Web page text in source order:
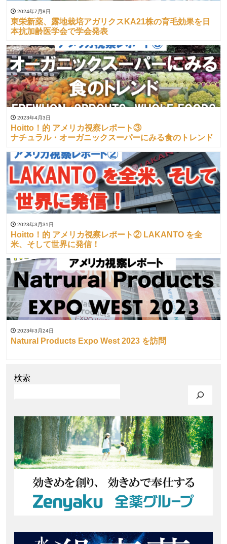
2024年7月8日
東栄新薬、露地栽培アガリクスKA21株の育毛効果を日
本抗加齢医学会で学会発表
2023年4月3日
Hoitto！的 アメリカ視察レポート③
ナチュラル・オーガニックスーパーにみる食のトレンド
2023年3月31日
Hoitto！的 アメリカ視察レポート② LAKANTO を全
米、そして世界に発信！
2023年3月24日
Natural Products Expo West 2023 を訪問
検索